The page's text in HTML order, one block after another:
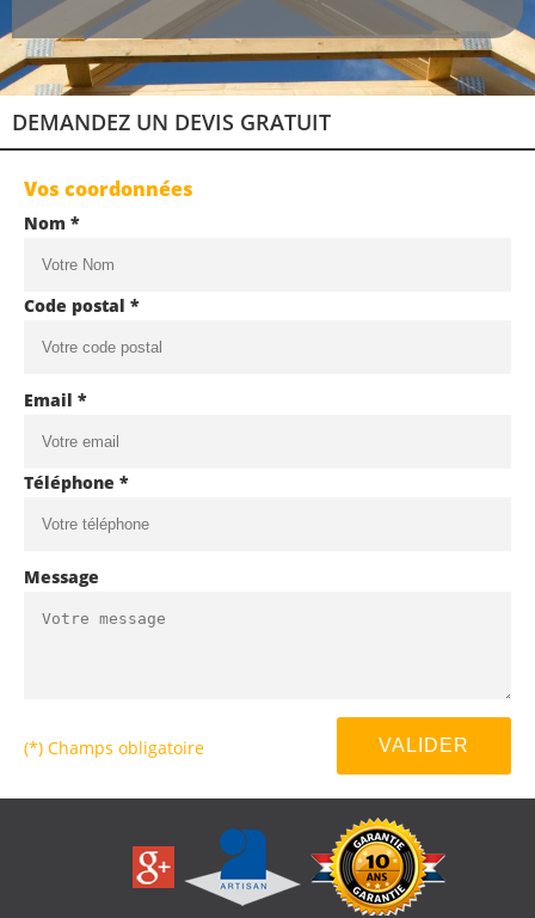
DEMANDEZ UN DEVIS GRATUIT
Vos coordonnées
Nom *
Code postal *
Email *
Téléphone *
Message
(*) Champs obligatoire